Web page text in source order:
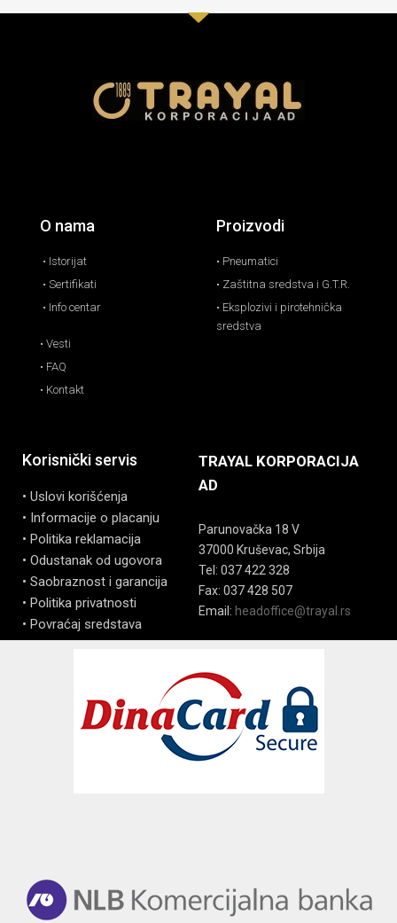
O nama
• Istorijat
• Sertifikati
• Info centar
• Vesti
• FAQ
• Kontakt
Proizvodi
• Pneumatici
• Zaštitna sredstva i G.T.R.
• Eksplozivi i pirotehnička
sredstva
Korisnički servis
• Uslovi korišćenja
• Informacije o placanju
• Politika reklamacija
• Odustanak od ugovora
• Saobraznost i garancija
• Politika privatnosti
• Povraćaj sredstava
TRAYAL KORPORACIJA
AD
Parunovačka 18 V
37000 Kruševac, Srbija
Tel: 037 422 328
Fax: 037 428 507
Email: headoffice@trayal.rs